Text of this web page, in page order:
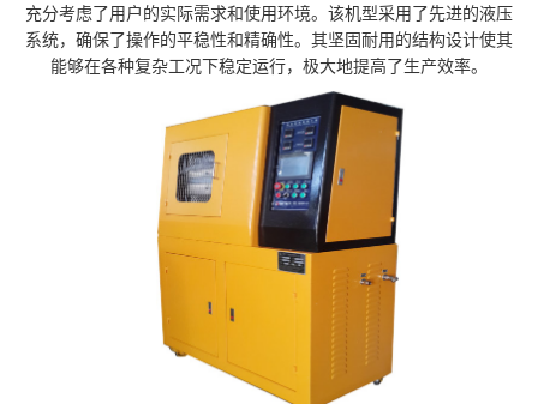
充分考虑了用户的实际需求和使用环境。该机型采用了先进的液压
系统，确保了操作的平稳性和精确性。其坚固耐用的结构设计使其
能够在各种复杂工况下稳定运行，极大地提高了生产效率。